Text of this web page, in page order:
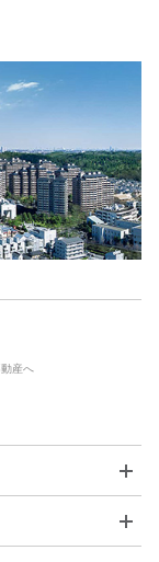
産へ